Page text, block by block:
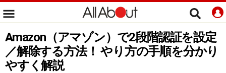
Amazon（アマゾン）で2段階認証を設定
／解除する方法！ やり方の手順を分かり
やすく解説